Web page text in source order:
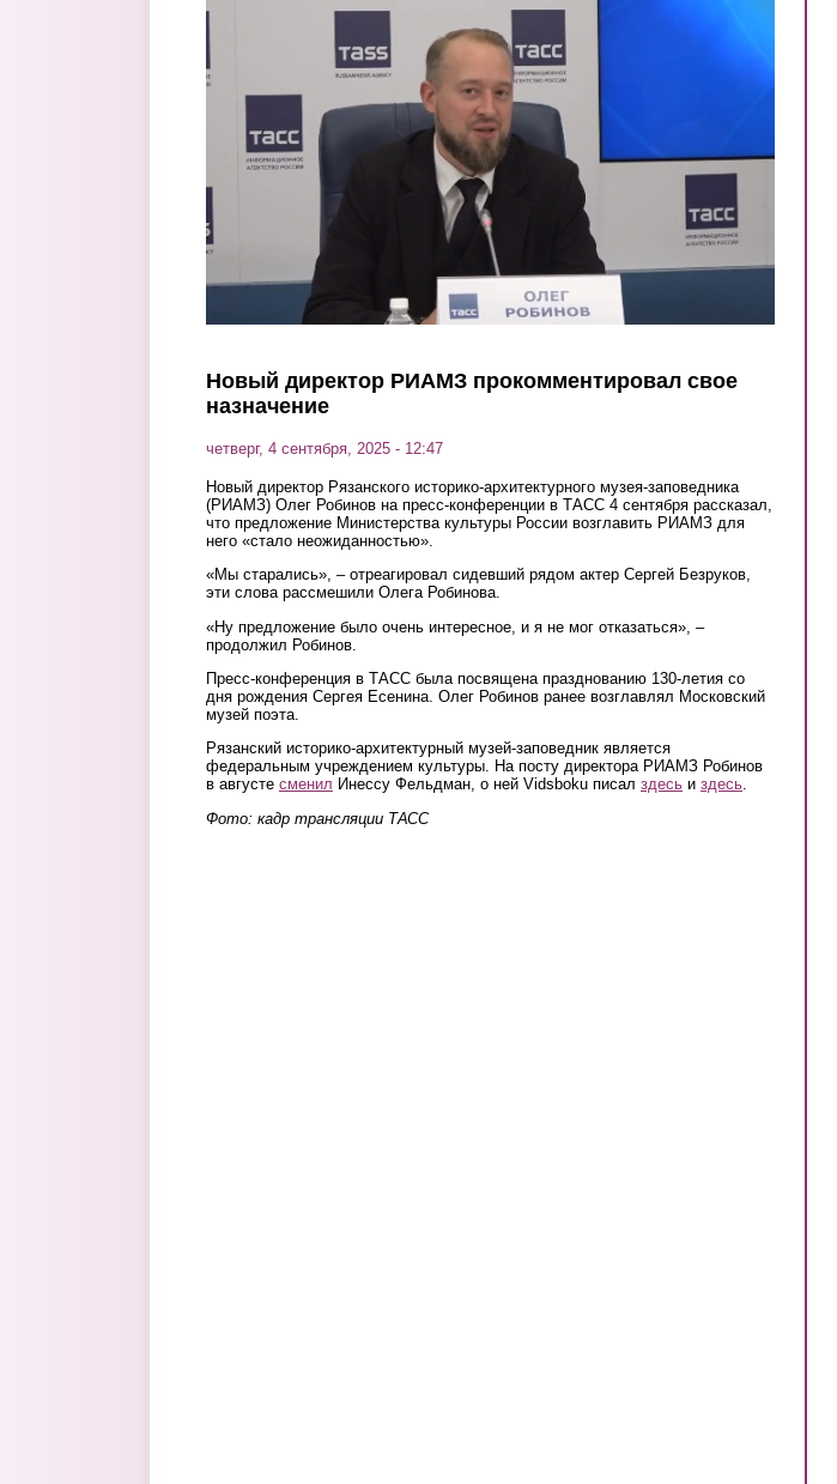
Перейти к основному содержанию
Новый директор РИАМЗ прокомментировал свое
назначение
четверг, 4 сентября, 2025 - 12:47
Новый директор Рязанского историко-архитектурного музея-заповедника
(РИАМЗ) Олег Робинов на пресс-конференции в ТАСС 4 сентября рассказал,
что предложение Министерства культуры России возглавить РИАМЗ для
него «стало неожиданностью».
«Мы старались», – отреагировал сидевший рядом актер Сергей Безруков,
эти слова рассмешили Олега Робинова.
«Ну предложение было очень интересное, и я не мог отказаться», –
продолжил Робинов.
Пресс-конференция в ТАСС была посвящена празднованию 130-летия со
дня рождения Сергея Есенина. Олег Робинов ранее возглавлял Московский
музей поэта.
Рязанский историко-архитектурный музей-заповедник является
федеральным учреждением культуры. На посту директора РИАМЗ Робинов
в августе сменил Инессу Фельдман, о ней Vidsboku писал здесь и здесь.
Фото: кадр трансляции ТАСС